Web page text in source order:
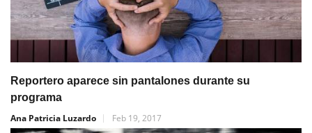
Reportero aparece sin pantalones durante su
programa
Ana Patricia Luzardo
Feb 19, 2017